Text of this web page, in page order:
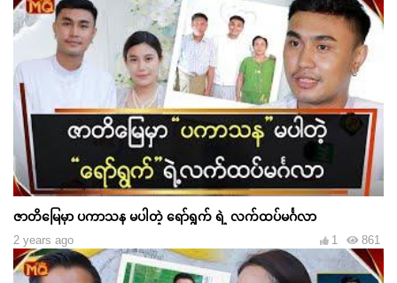
ဇာတိမြေမှာ ပကာသန မပါတဲ့ ရော်ရွက် ရဲ့ လက်ထပ်မင်္ဂလာ
2 years ago 861
1